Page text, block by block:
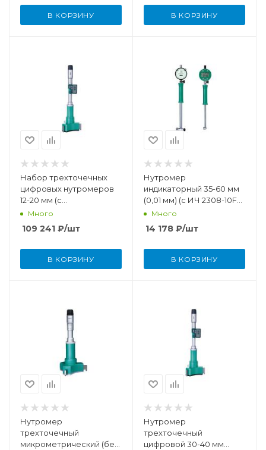
В КОРЗИНУ В КОРЗИНУ
Набор трехточечных
цифровых нутромеров
12-20 мм (с
установочным кольцом)
Много
109 241 ₽/шт
В КОРЗИНУ
Нутромер
индикаторный 35-60 мм
(0,01 мм) (с ИЧ 2308-10FA,
без установочного
Много
14 178 ₽/шт
В КОРЗИНУ
Нутромер
трехточечный
микрометрический (без
Нутромер
трехточечный
цифровой 30-40 мм